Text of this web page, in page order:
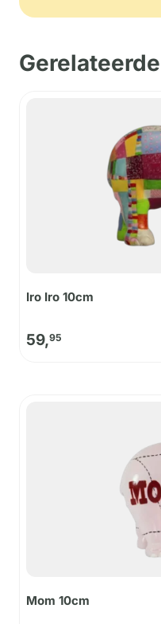
Iro Iro 10cm
59,95
Mom 10cm